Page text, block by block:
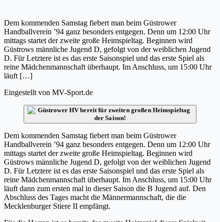
Dem kommenden Samstag fiebert man beim Güstrower
Handballverein ’94 ganz besonders entgegen. Denn um 12:00 Uhr
mittags startet der zweite große Heimspieltag. Beginnen wird
Güstrows männliche Jugend D, gefolgt von der weiblichen Jugend
D. Für Letztere ist es das erste Saisonspiel und das erste Spiel als
reine Mädchenmannschaft überhaupt. Im Anschluss, um 15:00 Uhr
läuft […]
Eingestellt von MV-Sport.de
Dem kommenden Samstag fiebert man beim Güstrower
Handballverein ’94 ganz besonders entgegen. Denn um 12:00 Uhr
mittags startet der zweite große Heimspieltag. Beginnen wird
Güstrows männliche Jugend D, gefolgt von der weiblichen Jugend
D. Für Letztere ist es das erste Saisonspiel und das erste Spiel als
reine Mädchenmannschaft überhaupt. Im Anschluss, um 15:00 Uhr
läuft dann zum ersten mal in dieser Saison die B Jugend auf. Den
Abschluss des Tages macht die Männermannschaft, die die
Mecklenburger Stiere II empfängt.